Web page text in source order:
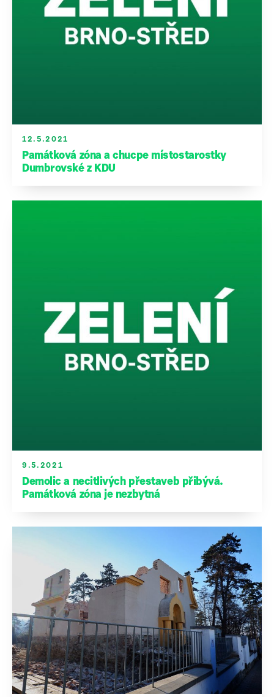
12.5.2021
Památková zóna a chucpe místostarostky
Dumbrovské z KDU
9.5.2021
Demolic a necitlivých přestaveb přibývá.
Památková zóna je nezbytná